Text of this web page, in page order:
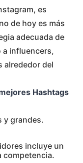
es
de hoy es más
adecuada de
a influencers,
alrededor del
Hashtags
y grandes.
incluye un
competencia.